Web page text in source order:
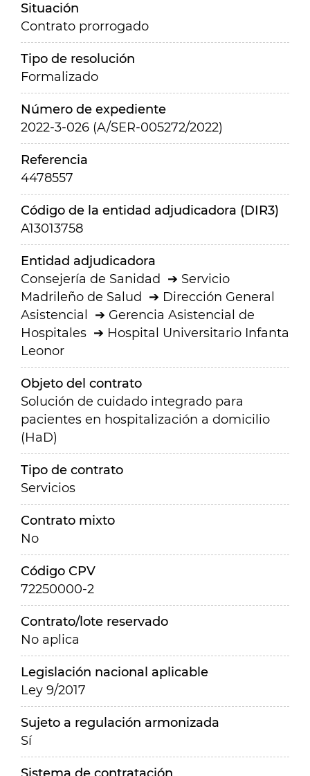
Situación
Contrato prorrogado
Tipo de resolución
Formalizado
Número de expediente
2022-3-026 (A/SER-005272/2022)
Referencia
4478557
Código de la entidad adjudicadora (DIR3)
A13013758
Entidad adjudicadora
Consejería de Sanidad
Servicio
Madrileño de Salud
Dirección General
Asistencial
Gerencia Asistencial de
Hospitales
Hospital Universitario Infanta
Leonor
Objeto del contrato
Solución de cuidado integrado para
pacientes en hospitalización a domicilio
(HaD)
Tipo de contrato
Servicios
Contrato mixto
No
Código CPV
72250000-2
Contrato/lote reservado
No aplica
Legislación nacional aplicable
Ley 9/2017
Sujeto a regulación armonizada
Sí